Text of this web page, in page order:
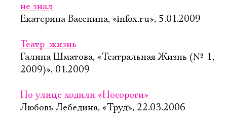
не знал
Екатерина Васенина, «infox.ru», 5.01.2009
Театр  жизнь
Галина Шматова, «Театральная Жизнь (№ 1,
2009)», 01.2009
По улице ходили «Носороги»
Любовь Лебедина, «Труд», 22.03.2006